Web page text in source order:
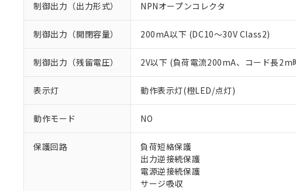
制御出力（出力形式） NPNオープンコレクタ
制御出力（開閉容量） 200mA以下 (DC10～30V Class2)
制御出力（残留電圧） 2V以下 (負荷電流200mA、コード長2m
表示灯 動作表示灯(橙LED/点灯)
動作モード NO
保護回路
負荷短絡保護
出力逆接続保護
電源逆接続保護
サージ吸収
以下の条件をお読みいただ
※1 対応状況
対応済み：EU RoHS指
対応予定：EU RoHS指令
対応予定なし：EU RoHS
仕入先様の事情により、非
があります。
*EU RoHS指令（10物質）：
※1 中国RoHS○×表
「○」：最大均質材料含有
「×」：最大均質材料含有